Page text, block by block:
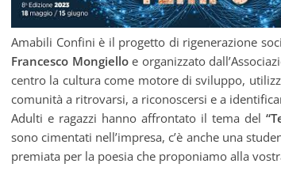
Amabili Confini è il progetto di rigenerazione
Francesco Mongielloe organizzato
centro la cultura come motore di sviluppo,
comunità a ritrovarsi, a riconoscersi e a
Adulti e ragazzi hanno affrontato il tema del
sono cimentati nell’impresa, c’è anche una
premiata per la poesia che proponiamo alla